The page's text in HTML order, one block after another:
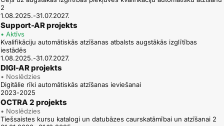
2
1.08.2025.-31.07.2027.
Support-AR projekts
• Aktīvs
Kvalifikāciju automātiskās atzīšanas atbalsts augstākās izglītības
iestādēs
1.08.2025.-31.07.2027.
DIGI-AR projekts
• Noslēdzies
Digitālie rīki automātiskās atzīšanas ieviešanai
2023-2025
OCTRA 2 projekts
• Noslēdzies
Tiešsaistes kursu katalogi un datubāzes caurskatāmībai un atzīšanai 2
01.01.2023.-31.12.2025.